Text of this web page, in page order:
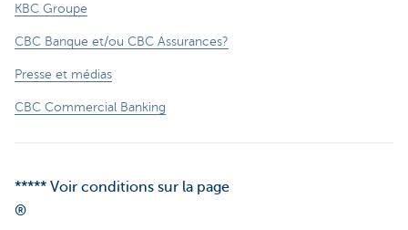
KBC Groupe
CBC Banque et/ou CBC Assurances?
Presse et médias
CBC Commercial Banking
***** Voir conditions sur la page
®